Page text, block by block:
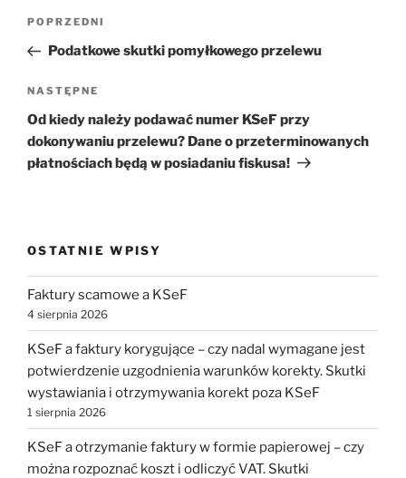
Nawigacja
Poprzedni
wpis
POPRZEDNI
Podatkowe skutki pomyłkowego przelewu
Następny
wpis
NASTĘPNE
Od kiedy należy podawać numer KSeF przy
dokonywaniu przelewu? Dane o przeterminowanych
płatnościach będą w posiadaniu fiskusa!
OSTATNIE WPISY
Faktury scamowe a KSeF
4 sierpnia 2026
KSeF a faktury korygujące – czy nadal wymagane jest
potwierdzenie uzgodnienia warunków korekty. Skutki
wystawiania i otrzymywania korekt poza KSeF
1 sierpnia 2026
KSeF a otrzymanie faktury w formie papierowej – czy
można rozpoznać koszt i odliczyć VAT. Skutki